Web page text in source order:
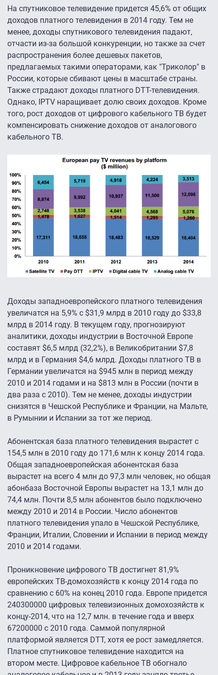
На спутниковое телевидение придется 45,6% от общих
доходов платного телевидения в 2014 году. Тем не
менее, доходы спутникового телевидения падают,
отчасти из-за большой конкуренции, но также за счет
распространения более дешевых пакетов,
предлагаемых такими операторами, как "Триколор" в
России, которые сбивают цены в масштабе страны.
Также страдают доходы платного DTT-телевидения.
Однако, IPTV наращивает долю своих доходов. Кроме
того, рост доходов от цифрового кабельного ТВ будет
компенсировать снижение доходов от аналогового
кабельного ТВ.
Доходы западноевропейского платного телевидения
увеличатся на 5,9% с $31,9 млрд в 2010 году до $33,8
млрд в 2014 году. В текущем году, прогнозируют
аналитики, доходы индустрии в Восточной Европе
составят $6,5 млрд (32,2%), в Великобритании $7,8
млрд и в Германия $4,6 млрд. Доходы платного ТВ в
Германии увеличатся на $945 млн в период между
2010 и 2014 годами и на $813 млн в России (почти в
два раза с 2010). Тем не менее, доходы индустрии
снизятся в Чешской Республике и Франции, на Мальте,
в Румынии и Испании за тот же период.
Абонентская база платного телевидения вырастет с
154,5 млн в 2010 году до 171,6 млн к концу 2014 года.
Общая западноевропейская абонентская база
вырастет на всего 4 млн до 97,3 млн человек, но общая
абонбаза Восточной Европы вырастет на 13,1 млн до
74,4 млн. Почти 8,5 млн абонентов было подключено
между 2010 и 2014 в России. Число абонентов
платного телевидения упало в Чешской Республике,
Франции, Италии, Словении и Испании в период между
2010 и 2014 годами.
Проникновение цифрового ТВ достигнет 81,9%
европейских ТВ-домохозяйств к концу 2014 года по
сравнению с 60% на конец 2010 года. Европе придется
240300000 цифровых телевизионных домохозяйств к
концу-2014, что на 12,7 млн. в течение года и вверх
67200000 с 2010 года. Саммой популярной
платформой является DTT, хотя ее рост замедляется.
Платное спутниковое телевидение находится на
втором месте. Цифровое кабельное ТВ обогнало